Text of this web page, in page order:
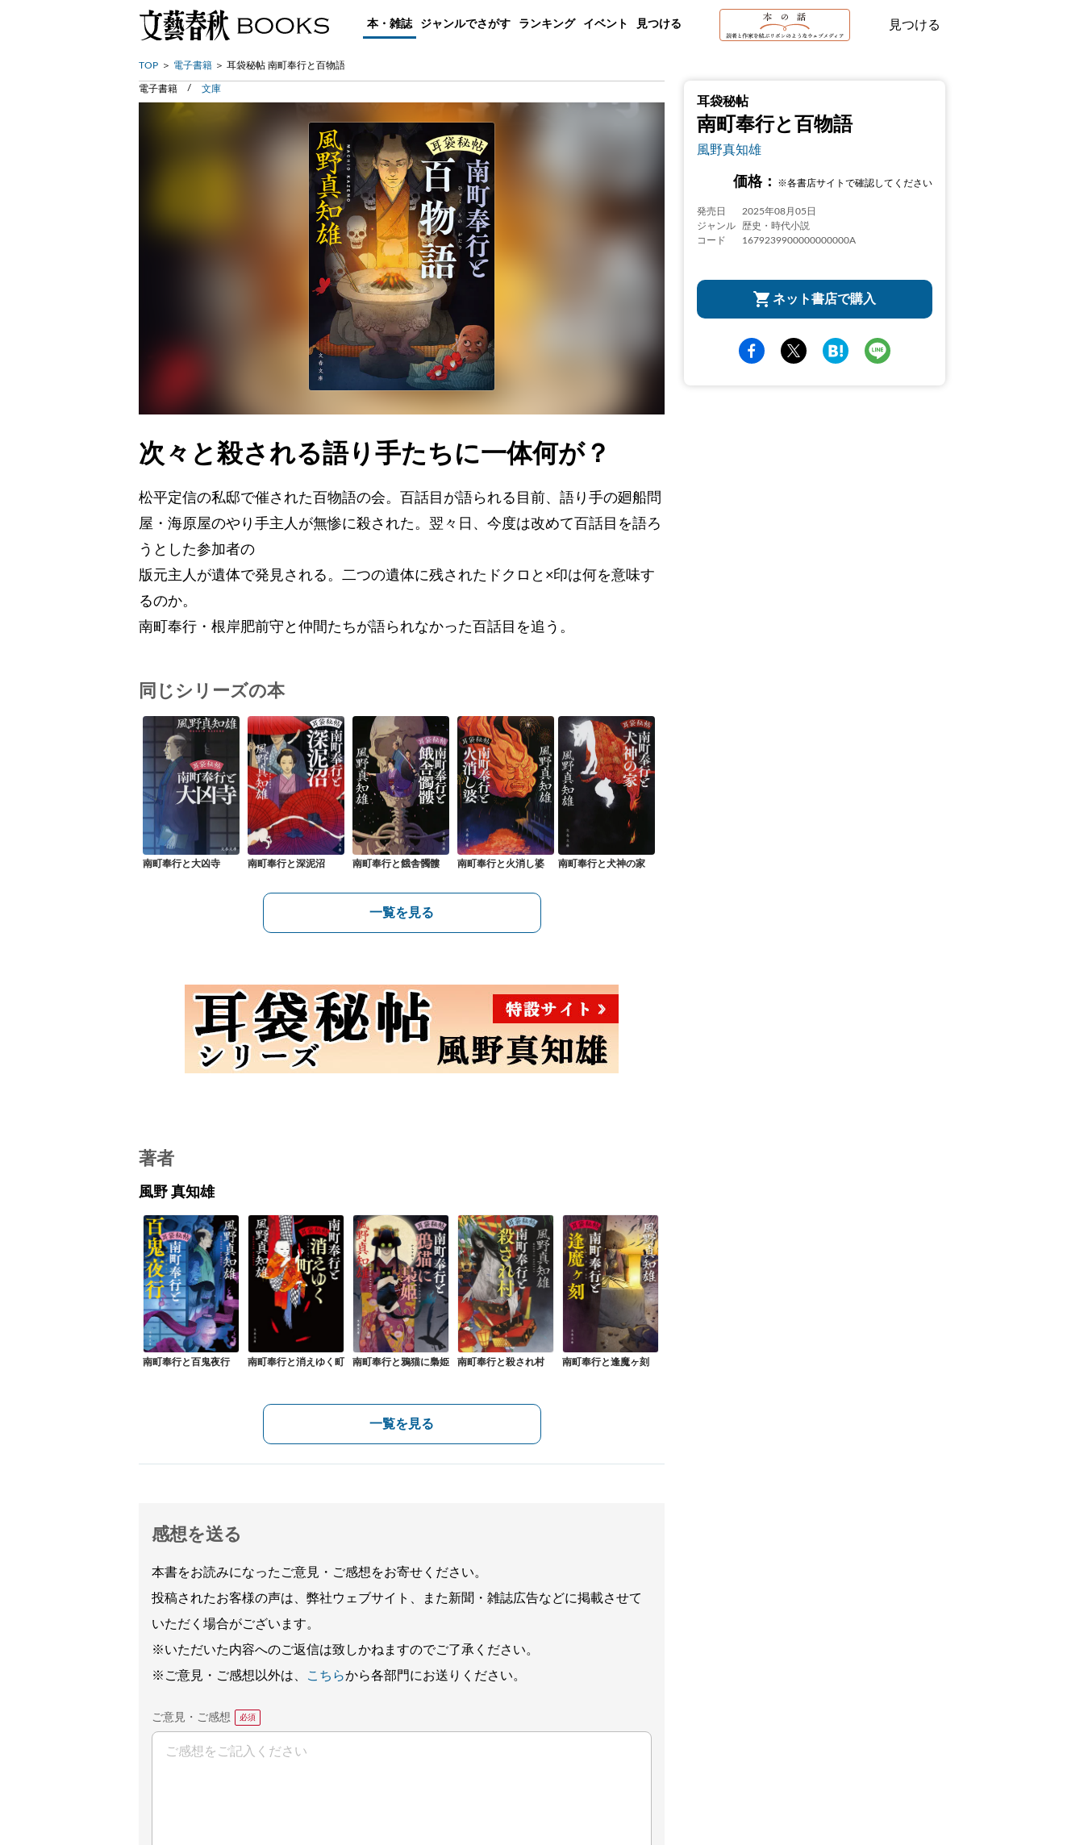
本・雑誌 ジャンルでさがす ランキング イベント 見つける 見つける
TOP 電子書籍 耳袋秘帖 南町奉行と百物語
耳袋秘帖
南町奉行と百物語
風野真知雄
価格： ※各書店サイトで確認してください
発売日
2025年08月05日
ジャンル
歴史・時代小説
コード
1679239900000000000A
ネット書店で購入
電子書籍 文庫
次々と殺される語り手たちに一体何が？
松平定信の私邸で催された百物語の会。百話目が語られる目前、語り手の廻船問
屋・海原屋のやり手主人が無惨に殺された。翌々日、今度は改めて百話目を語ろ
うとした参加者の
版元主人が遺体で発見される。二つの遺体に残されたドクロと×印は何を意味す
るのか。
南町奉行・根岸肥前守と仲間たちが語られなかった百話目を追う。
同じシリーズの本
南町奉行と大凶寺 南町奉行と深泥沼 南町奉行と餓舎髑髏 南町奉行と火消し婆 南町奉行と犬神の家
一覧を見る
著者
風野 真知雄
南町奉行と百鬼夜行 南町奉行と消えゆく町 南町奉行と鴉猫に梟姫 南町奉行と殺され村 南町奉行と逢魔ヶ刻
一覧を見る
感想を送る
本書をお読みになったご意見・ご感想をお寄せください。
投稿されたお客様の声は、弊社ウェブサイト、また新聞・雑誌広告などに掲載させて
いただく場合がございます。
※いただいた内容へのご返信は致しかねますのでご了承ください。
※ご意見・ご感想以外は、
こちらから各部門にお送りください。
ご意見・ご感想